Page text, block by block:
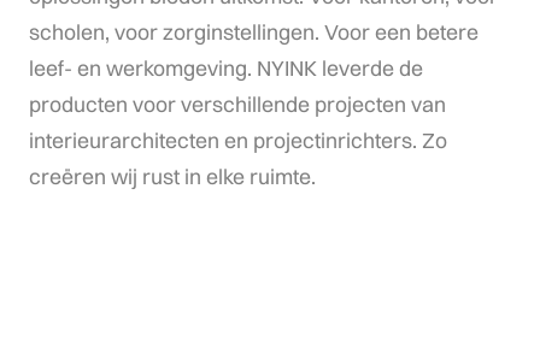
scholen, voor zorginstellingen. Voor een betere
leef- en werkomgeving. NYINK leverde de
producten voor verschillende projecten van
interieurarchitecten en projectinrichters. Zo
creëren wij rust in elke ruimte.